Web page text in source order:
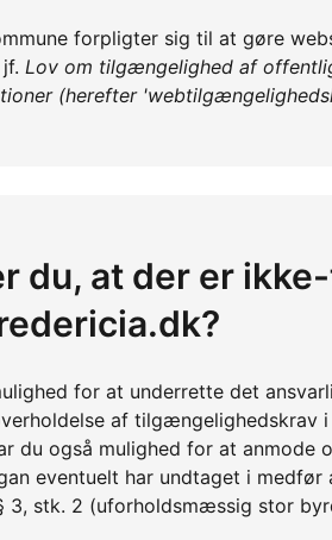
forpligter sig til at gøre
Lov om tilgængelighed af
(herefter
du, at der er
for at underrette det
af tilgængelighedskrav
du også mulighed for at anmode
eventuelt har undtaget i medfør
3, stk. 2 (uforholdsmæssig stor